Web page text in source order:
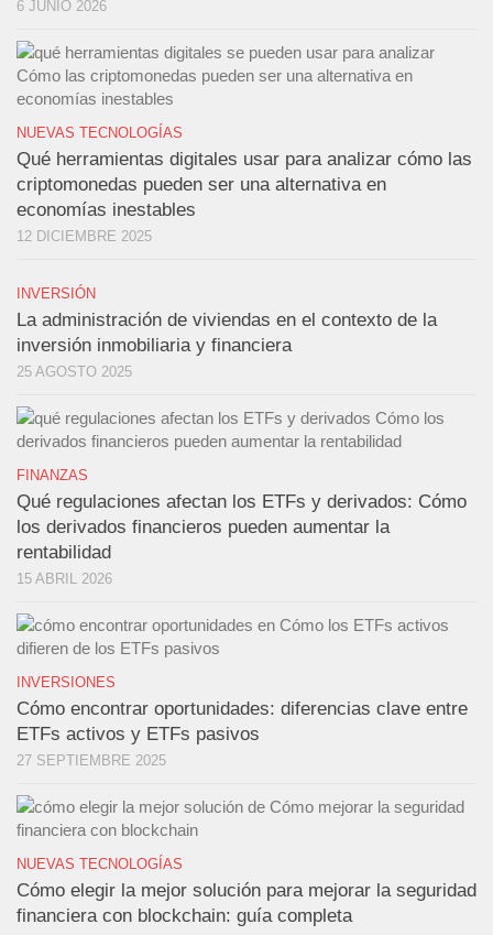
6 JUNIO 2026
NUEVAS TECNOLOGÍAS
Qué herramientas digitales usar para analizar cómo las
criptomonedas pueden ser una alternativa en
economías inestables
12 DICIEMBRE 2025
INVERSIÓN
La administración de viviendas en el contexto de la
inversión inmobiliaria y financiera
25 AGOSTO 2025
FINANZAS
Qué regulaciones afectan los ETFs y derivados: Cómo
los derivados financieros pueden aumentar la
rentabilidad
15 ABRIL 2026
INVERSIONES
Cómo encontrar oportunidades: diferencias clave entre
ETFs activos y ETFs pasivos
27 SEPTIEMBRE 2025
NUEVAS TECNOLOGÍAS
Cómo elegir la mejor solución para mejorar la seguridad
financiera con blockchain: guía completa